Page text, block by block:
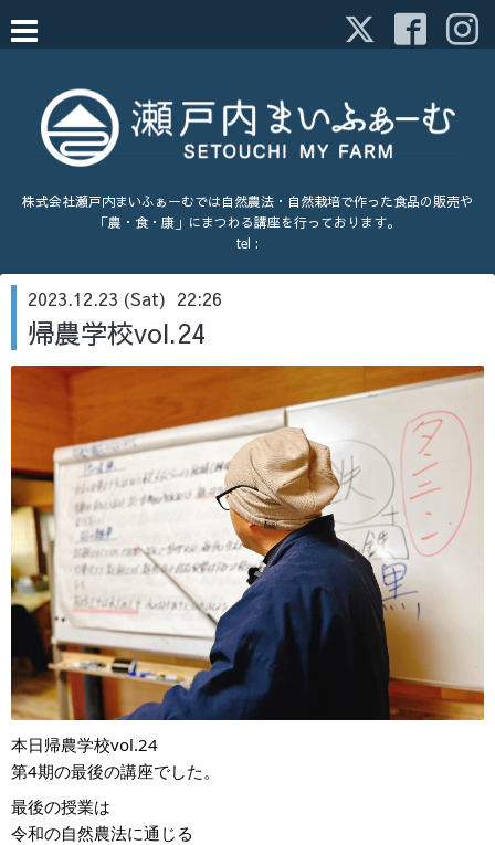
株式会社瀬戸内まいふぁーむでは自然農法・自然栽培で作った食品の販売や
「農・食・康」にまつわる講座を行っております。
tel :
2023.12.23 (Sat) 22:26
帰農学校vol.24
本日帰農学校vol.24
第4期の最後の講座でした。
最後の授業は
令和の自然農法に通じる